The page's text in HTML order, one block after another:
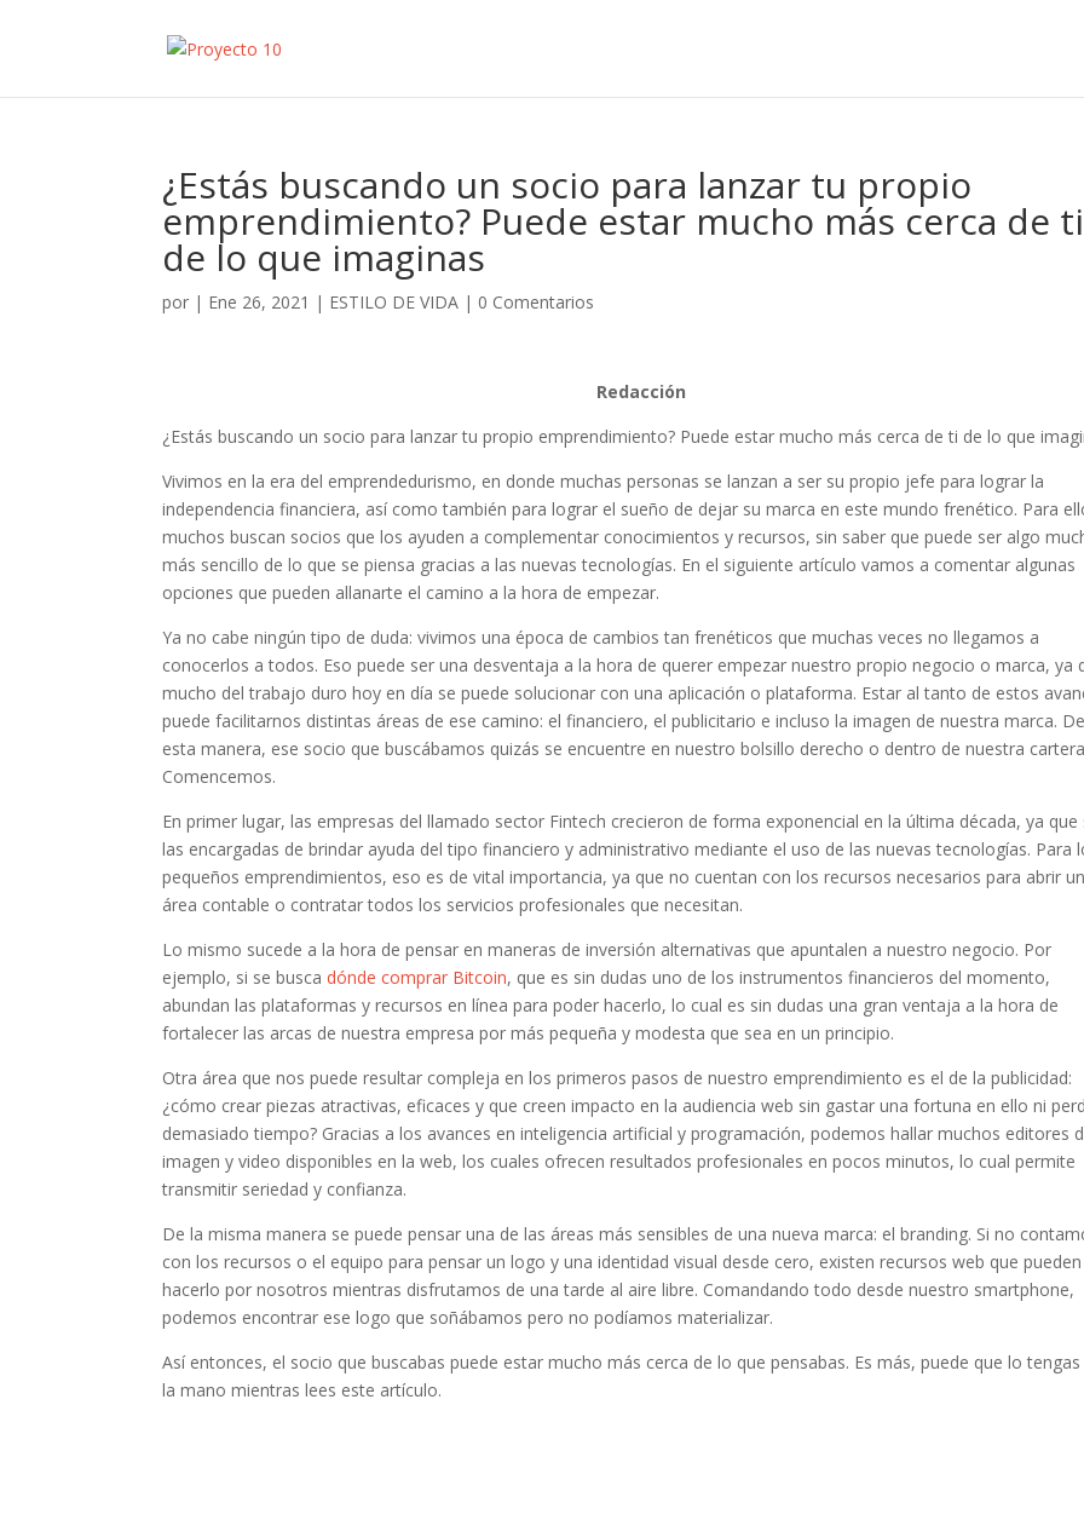
¿Estás buscando un socio para lanzar tu propio
emprendimiento? Puede estar mucho más cerca de ti
de lo que imaginas
por | Ene 26, 2021 | ESTILO DE VIDA | 0 Comentarios
Redacción
¿Estás buscando un socio para lanzar tu propio emprendimiento? Puede estar mucho más cerca de ti de lo que
Vivimos en la era del emprendedurismo, en donde muchas personas se lanzan a ser su propio jefe para lograr la
independencia financiera, así como también para lograr el sueño de dejar su marca en este mundo frenético. Para
muchos buscan socios que los ayuden a complementar conocimientos y recursos, sin saber que puede ser algo
más sencillo de lo que se piensa gracias a las nuevas tecnologías. En el siguiente artículo vamos a comentar algunas
opciones que pueden allanarte el camino a la hora de empezar.
Ya no cabe ningún tipo de duda: vivimos una época de cambios tan frenéticos que muchas veces no llegamos a
conocerlos a todos. Eso puede ser una desventaja a la hora de querer empezar nuestro propio negocio o marca, ya
mucho del trabajo duro hoy en día se puede solucionar con una aplicación o plataforma. Estar al tanto de estos
puede facilitarnos distintas áreas de ese camino: el financiero, el publicitario e incluso la imagen de nuestra marca. De
esta manera, ese socio que buscábamos quizás se encuentre en nuestro bolsillo derecho o dentro de nuestra
Comencemos.
En primer lugar, las empresas del llamado sector Fintech crecieron de forma exponencial en la última década, ya que
las encargadas de brindar ayuda del tipo financiero y administrativo mediante el uso de las nuevas tecnologías. Para
pequeños emprendimientos, eso es de vital importancia, ya que no cuentan con los recursos necesarios para abrir un
área contable o contratar todos los servicios profesionales que necesitan.
Lo mismo sucede a la hora de pensar en maneras de inversión alternativas que apuntalen a nuestro negocio. Por
ejemplo, si se buscadónde comprar Bitcoin, que es sin dudas uno de los instrumentos financieros del momento,
abundan las plataformas y recursos en línea para poder hacerlo, lo cual es sin dudas una gran ventaja a la hora de
fortalecer las arcas de nuestra empresa por más pequeña y modesta que sea en un principio.
Otra área que nos puede resultar compleja en los primeros pasos de nuestro emprendimiento es el de la publicidad:
¿cómo crear piezas atractivas, eficaces y que creen impacto en la audiencia web sin gastar una fortuna en ello ni
demasiado tiempo? Gracias a los avances en inteligencia artificial y programación, podemos hallar muchos editores
imagen y video disponibles en la web, los cuales ofrecen resultados profesionales en pocos minutos, lo cual permite
transmitir seriedad y confianza.
De la misma manera se puede pensar una de las áreas más sensibles de una nueva marca: el branding. Si no
con los recursos o el equipo para pensar un logo y una identidad visual desde cero, existen recursos web que pueden
hacerlo por nosotros mientras disfrutamos de una tarde al aire libre. Comandando todo desde nuestro smartphone,
podemos encontrar ese logo que soñábamos pero no podíamos materializar.
Así entonces, el socio que buscabas puede estar mucho más cerca de lo que pensabas. Es más, puede que lo tengas
la mano mientras lees este artículo.